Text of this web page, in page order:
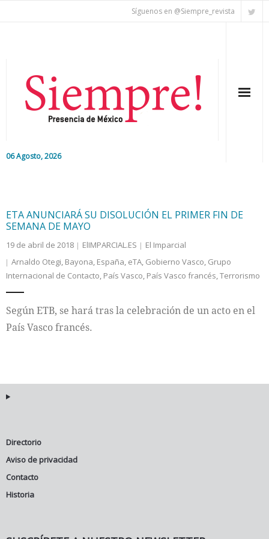
Síguenos en @Siempre_revista
06 Agosto, 2026
Colaboradores
Cultura
ETA ANUNCIARÁ SU DISOLUCIÓN EL PRIMER FIN DE
SEMANA DE MAYO
19 de abril de 2018 ElIMPARCIAL.ES
El Imparcial
Arnaldo Otegi, Bayona, España, eTA, Gobierno Vasco, Grupo
Internacional de Contacto, País Vasco, País Vasco francés,Terrorismo
Según ETB, se hará tras la celebración de un acto en el
País Vasco francés.
Directorio
Aviso de privacidad
Contacto
Historia